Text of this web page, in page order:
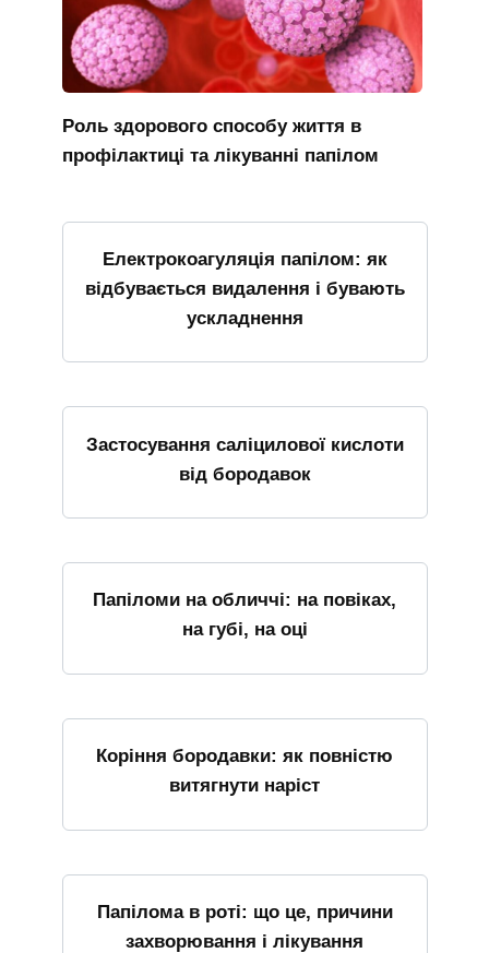
Роль здорового способу життя в
профілактиці та лікуванні папілом
Електрокоагуляція папілом: як
відбувається видалення і бувають
ускладнення
Застосування саліцилової кислоти
від бородавок
Папіломи на обличчі: на повіках,
на губі, на оці
Коріння бородавки: як повністю
витягнути наріст
Папілома в роті: що це, причини
захворювання і лікування